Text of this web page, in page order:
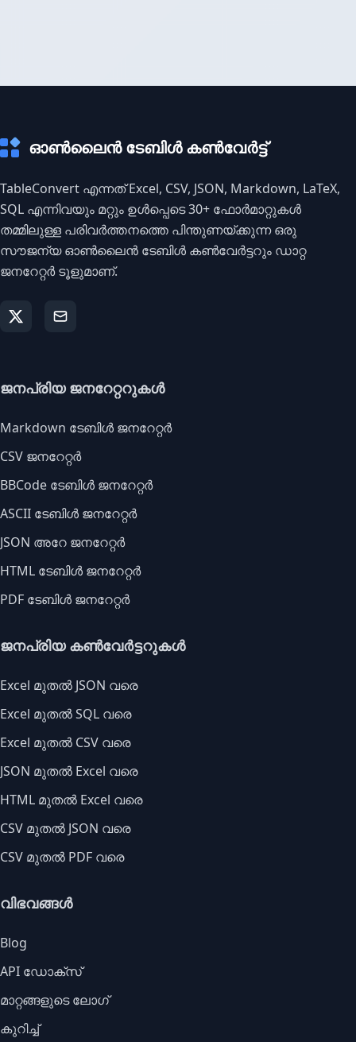
ഓൺലൈൻ ടേബിൾ കൺവേർട്ട്
TableConvert എന്നത് Excel, CSV, JSON, Markdown, LaTeX,
SQL എന്നിവയും മറ്റും ഉൾപ്പെടെ 30+ ഫോർമാറ്റുകൾ
തമ്മിലുള്ള പരിവർത്തനത്തെ പിന്തുണയ്ക്കുന്ന ഒരു
സൗജന്യ ഓൺലൈൻ ടേബിൾ കൺവേർട്ടറും ഡാറ്റ
ജനറേറ്റർ ടൂളുമാണ്.
ജനപ്രിയ ജനറേറ്ററുകൾ
Markdown ടേബിൾ ജനറേറ്റർ
CSV ജനറേറ്റർ
BBCode ടേബിൾ ജനറേറ്റർ
ASCII ടേബിൾ ജനറേറ്റർ
JSON അറേ ജനറേറ്റർ
HTML ടേബിൾ ജനറേറ്റർ
PDF ടേബിൾ ജനറേറ്റർ
ജനപ്രിയ കൺവേർട്ടറുകൾ
Excel മുതൽ JSON വരെ
Excel മുതൽ SQL വരെ
Excel മുതൽ CSV വരെ
JSON മുതൽ Excel വരെ
HTML മുതൽ Excel വരെ
CSV മുതൽ JSON വരെ
CSV മുതൽ PDF വരെ
വിഭവങ്ങൾ
Blog
API ഡോക്സ്
മാറ്റങ്ങളുടെ ലോഗ്
കുറിച്ച്